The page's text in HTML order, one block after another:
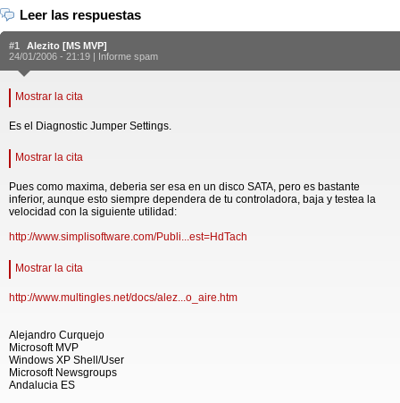
Leer las respuestas
#1
Alezito [MS MVP]
24/01/2006 - 21:19 | Informe spam
Mostrar la cita
Es el Diagnostic Jumper Settings.
Mostrar la cita
Pues como maxima, deberia ser esa en un disco SATA, pero es bastante
inferior, aunque esto siempre dependera de tu controladora, baja y testea la
velocidad con la siguiente utilidad:
http://www.simplisoftware.com/Publi...est=HdTach
Mostrar la cita
http://www.multingles.net/docs/alez...o_aire.htm
Alejandro Curquejo
Microsoft MVP
Windows XP Shell/User
Microsoft Newsgroups
Andalucia ES